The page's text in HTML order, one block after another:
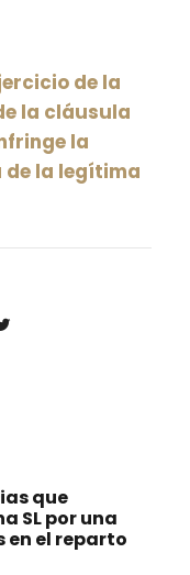
de la
la cláusula
la
la legítima
que
SL por una
en el reparto